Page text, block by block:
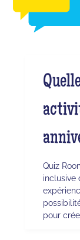
Quiz
inclusive
pour